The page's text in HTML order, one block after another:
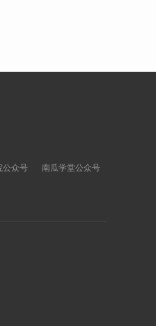
公众号 南瓜学堂公众号